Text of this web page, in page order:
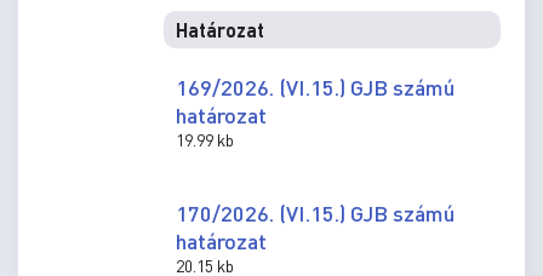
Határozat
169/2026. (VI.15.) GJB számú
határozat
19.99 kb
170/2026. (VI.15.) GJB számú
határozat
20.15 kb